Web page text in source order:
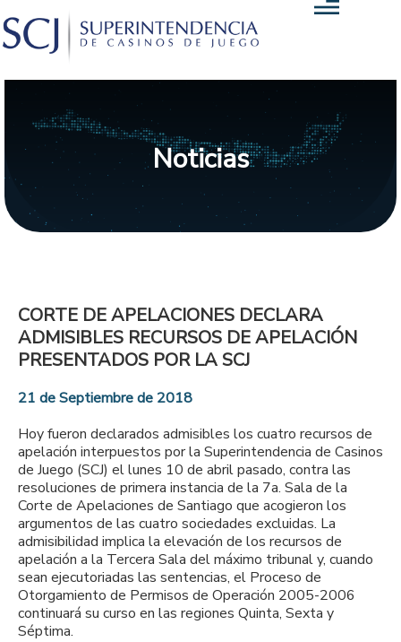
Noticias
CORTE DE APELACIONES DECLARA
ADMISIBLES RECURSOS DE APELACIÓN
PRESENTADOS POR LA SCJ
21 de Septiembre de 2018
Hoy fueron declarados admisibles los cuatro recursos de
apelación interpuestos por la Superintendencia de Casinos
de Juego (SCJ) el lunes 10 de abril pasado, contra las
resoluciones de primera instancia de la 7a. Sala de la
Corte de Apelaciones de Santiago que acogieron los
argumentos de las cuatro sociedades excluidas. La
admisibilidad implica la elevación de los recursos de
apelación a la Tercera Sala del máximo tribunal y, cuando
sean ejecutoriadas las sentencias, el Proceso de
Otorgamiento de Permisos de Operación 2005-2006
continuará su curso en las regiones Quinta, Sexta y
Séptima.